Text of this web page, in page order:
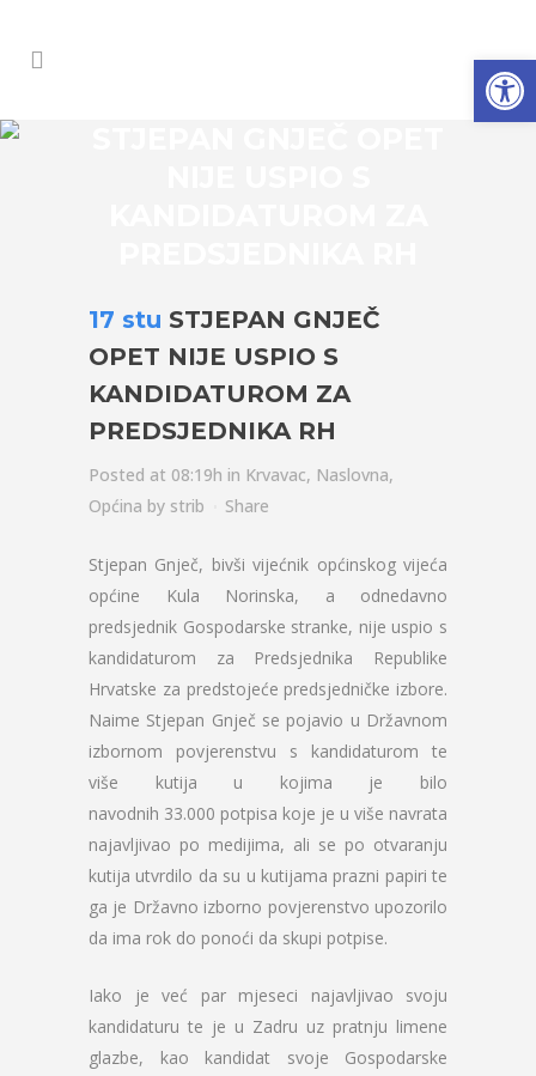
17 stu STJEPAN GNJEČ
OPET NIJE USPIO S
KANDIDATUROM ZA
PREDSJEDNIKA RH
Posted at 08:19h in Krvavac, Naslovna,
Općina by strib Share
Stjepan Gnječ, bivši vijećnik općinskog vijeća
općine Kula Norinska, a odnedavno
predsjednik Gospodarske stranke, nije uspio s
kandidaturom za Predsjednika Republike
Hrvatske za predstojeće predsjedničke izbore.
Naime Stjepan Gnječ se pojavio u Državnom
izbornom povjerenstvu s kandidaturom te
više kutija u kojima je bilo
navodnih 33.000 potpisa koje je u više navrata
najavljivao po medijima, ali se po otvaranju
kutija utvrdilo da su u kutijama prazni papiri te
ga je Državno izborno povjerenstvo upozorilo
da ima rok do ponoći da skupi potpise.
Iako je već par mjeseci najavljivao svoju
kandidaturu te je u Zadru uz pratnju limene
glazbe, kao kandidat svoje Gospodarske